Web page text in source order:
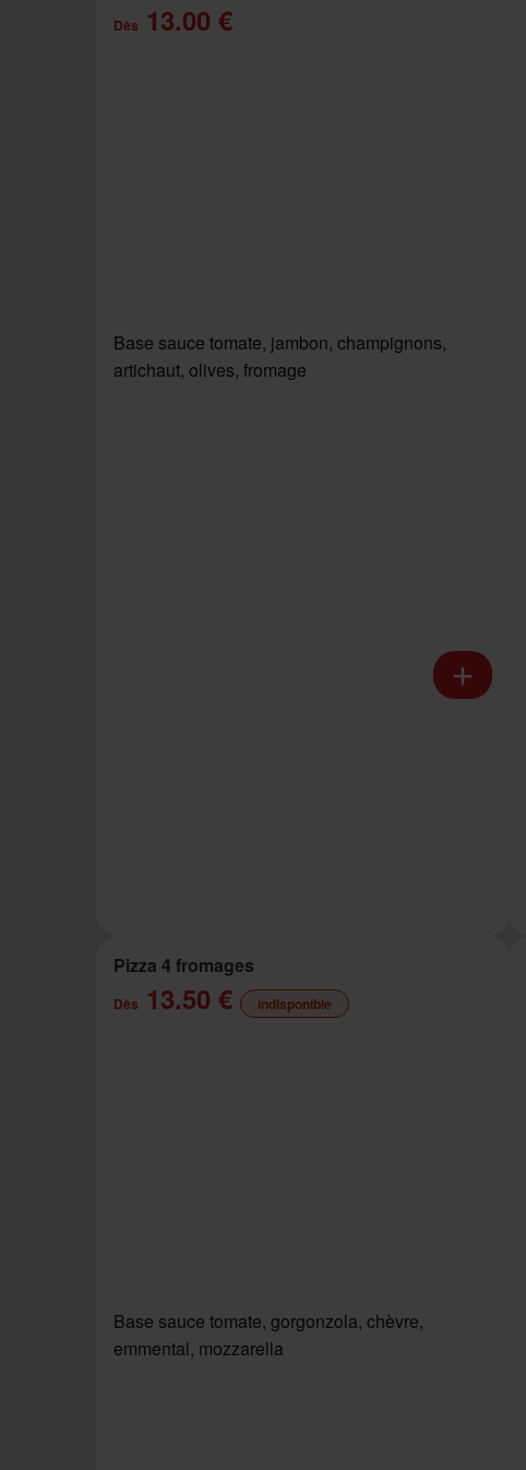
Dès 13.00 €
Base sauce tomate, jambon, champignons,
artichaut, olives, fromage
Pizza 4 fromages
Dès 13.50 € indisponible
Base sauce tomate, gorgonzola, chèvre,
emmental, mozzarella